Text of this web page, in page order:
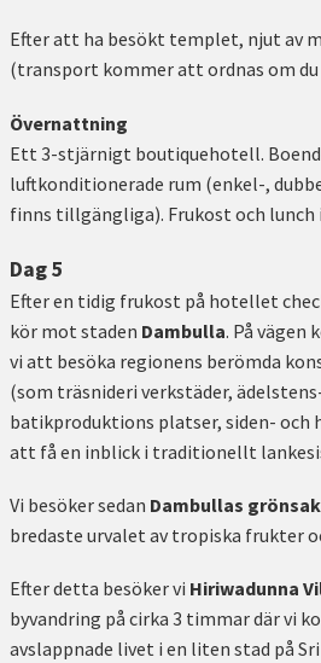
Efter att ha besökt templet, njut av
(transport kommer att ordnas om du
Övernattning
Ett 3-stjärnigt boutiquehotell.
luftkonditionerade rum (enkel-,
finns tillgängliga). Frukost och lunch
Dag 5
Efter en tidig frukost på hotellet
kör mot staden Dambulla. På vägen
vi att besöka regionens berömda
(som träsnideri verkstäder,
batikproduktions platser, siden- och
att få en inblick i traditionellt
Vi besöker sedan Dambullas
bredaste urvalet av tropiska frukter
Efter detta besöker vi Hiriwadunna
byvandring på cirka 3 timmar där vi
avslappnade livet i en liten stad på